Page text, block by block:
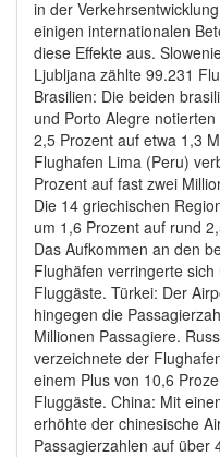
in der
einigen internationalen
diese Effekte aus.
Ljubljana zählte 99.231
Brasilien: Die beiden
und Porto Alegre
2,5 Prozent auf etwa 1,3
Flughafen Lima (Peru)
Prozent auf fast zwei
Die 14 griechischen
um 1,6 Prozent auf rund
Das Aufkommen an den
Flughäfen verringerte
Fluggäste. Türkei: Der
hingegen die
Millionen Passagiere.
verzeichnete der
einem Plus von 10,6
Fluggäste. China: Mit
erhöhte der chinesische
Passagierzahlen auf über